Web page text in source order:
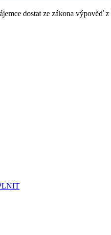
dostat ze zákona výpověď